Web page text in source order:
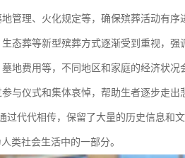
管理、火化规定等，确保殡葬活动有序
态葬等新型殡葬方式逐渐受到重视，强
地费用等，不同地区和家庭的经济状况
与仪式和集体哀悼，帮助生者逐步走出
代代相传，保留了大量的历史信息和文
类社会生活中的一部分。